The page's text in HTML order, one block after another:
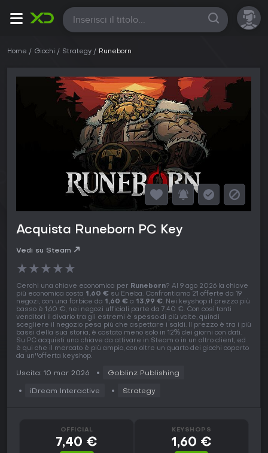
Tutte
Home Giochi Strategy Runeborn
Acquista Runeborn PC Key
Vedi su Steam
★★★★★
Cerchi una chiave economica per Runeborn? Al 9 ago 2026 la chiave
più economica costa 1,60 € su Eneba. Confrontiamo 21 offerte da 19
negozi, con una forbice da 1,60 € a 13,99 €. Nei keyshop il prezzo più
basso è 1,60 €, nei negozi ufficiali parte da 7,40 €. Con così tanti
venditori il divario tra gli estremi è spesso di più volte, quindi
scegliere il negozio pesa più che aspettare i saldi. Il prezzo è tra i più
bassi della sua storia, è costato meno solo in 12% dei giorni con dati.
Su PC acquisti una chiave da attivare in Steam o in un altro client, ed
è qui che il mercato è più ampio, con oltre un quarto dei giochi coperto
da un''offerta keyshop.
Uscita: 10 mar 2026 Goblinz Publishing
iDream Interactive Strategy
OFFICIAL
7,40 €
KEYSHOPS
1,60 €